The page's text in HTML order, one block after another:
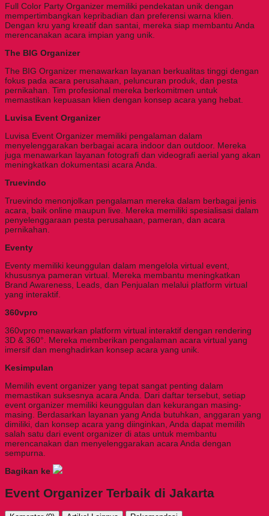
Full Color Party Organizer memiliki pendekatan unik dengan
mempertimbangkan kepribadian dan preferensi warna klien.
Dengan kru yang kreatif dan santai, mereka siap membantu Anda
merencanakan acara impian yang unik.
The BIG Organizer
The BIG Organizer menawarkan layanan berkualitas tinggi dengan
fokus pada acara perusahaan, peluncuran produk, dan pesta
pernikahan. Tim profesional mereka berkomitmen untuk
memastikan kepuasan klien dengan konsep acara yang hebat.
Luvisa Event Organizer
Luvisa Event Organizer memiliki pengalaman dalam
menyelenggarakan berbagai acara indoor dan outdoor. Mereka
juga menawarkan layanan fotografi dan videografi aerial yang akan
meningkatkan dokumentasi acara Anda.
Truevindo
Truevindo menonjolkan pengalaman mereka dalam berbagai jenis
acara, baik online maupun live. Mereka memiliki spesialisasi dalam
penyelenggaraan pesta perusahaan, pameran, dan acara
pernikahan.
Eventy
Eventy memiliki keunggulan dalam mengelola virtual event,
khususnya pameran virtual. Mereka membantu meningkatkan
Brand Awareness, Leads, dan Penjualan melalui platform virtual
yang interaktif.
360vpro
360vpro menawarkan platform virtual interaktif dengan rendering
3D & 360°. Mereka memberikan pengalaman acara virtual yang
imersif dan menghadirkan konsep acara yang unik.
Kesimpulan
Memilih event organizer yang tepat sangat penting dalam
memastikan suksesnya acara Anda. Dari daftar tersebut, setiap
event organizer memiliki keunggulan dan kekurangan masing-
masing. Berdasarkan layanan yang Anda butuhkan, anggaran yang
dimiliki, dan konsep acara yang diinginkan, Anda dapat memilih
salah satu dari event organizer di atas untuk membantu
merencanakan dan menyelenggarakan acara Anda dengan
sempurna.
Bagikan ke
Event Organizer Terbaik di Jakarta